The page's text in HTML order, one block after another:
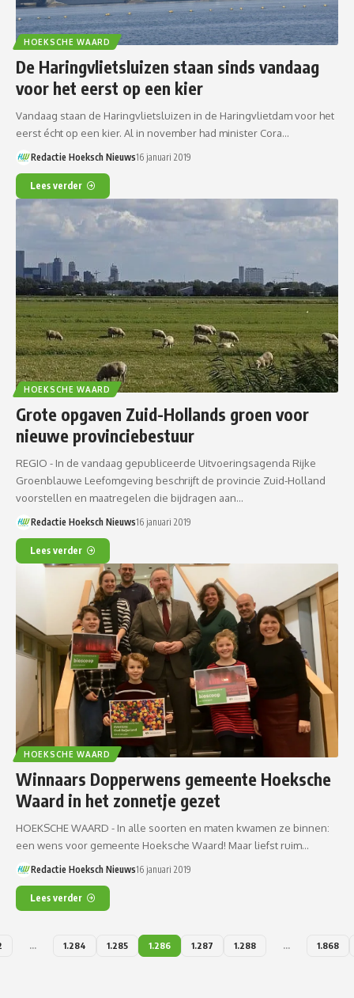
HOEKSCHE WAARD
De Haringvlietsluizen staan sinds vandaag
voor het eerst op een kier
Vandaag staan de Haringvlietsluizen in de Haringvlietdam voor het
eerst écht op een kier. Al in november had minister Cora…
Redactie Hoeksch Nieuws16 januari 2019
Lees verder
HOEKSCHE WAARD
Grote opgaven Zuid-Hollands groen voor
nieuwe provinciebestuur
REGIO - In de vandaag gepubliceerde Uitvoeringsagenda Rijke
Groenblauwe Leefomgeving beschrijft de provincie Zuid-Holland
voorstellen en maatregelen die bijdragen aan…
Redactie Hoeksch Nieuws16 januari 2019
Lees verder
HOEKSCHE WAARD
Winnaars Dopperwens gemeente Hoeksche
Waard in het zonnetje gezet
HOEKSCHE WAARD - In alle soorten en maten kwamen ze binnen:
een wens voor gemeente Hoeksche Waard! Maar liefst ruim…
Redactie Hoeksch Nieuws16 januari 2019
Lees verder
… 1.284 1.285 1.286 1.287 1.288 … 1.868